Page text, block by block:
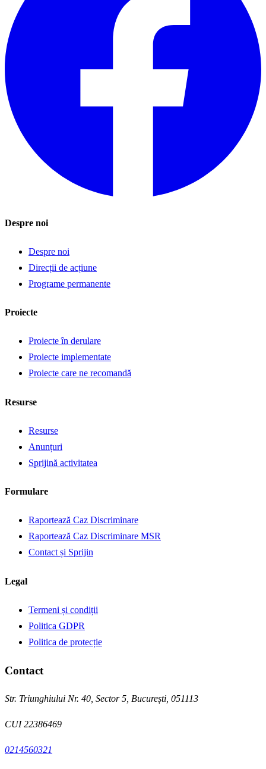
Despre noi
Despre noi
Direcții de acțiune
Programe permanente
Proiecte
Proiecte în derulare
Proiecte implementate
Proiecte care ne recomandă
Resurse
Resurse
Anunțuri
Sprijină activitatea
Formulare
Raportează Caz Discriminare
Raportează Caz Discriminare MSR
Contact și Sprijin
Legal
Termeni și condiții
Politica GDPR
Politica de protecție
Contact
Str. Triunghiului Nr. 40, Sector 5, București, 051113
CUI22386469
0214560321